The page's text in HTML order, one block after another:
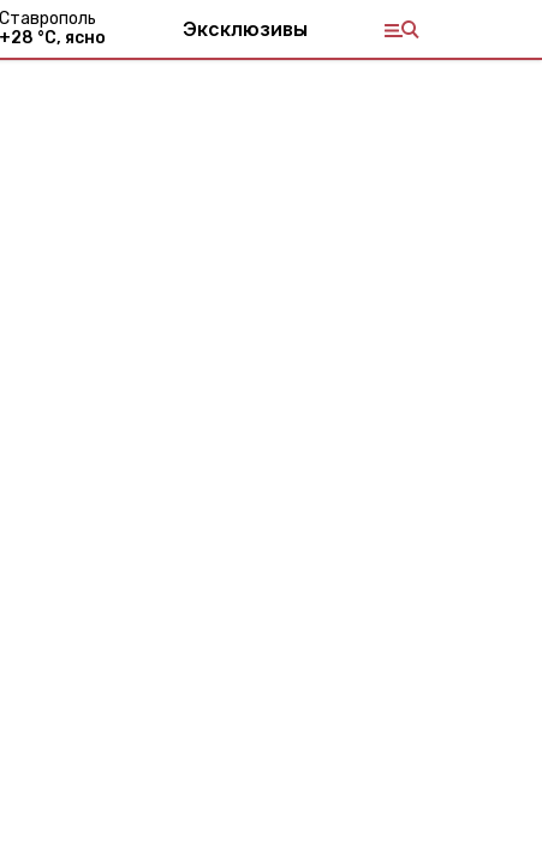
Ставрополь
+28 °С, ясно Эксклюзивы